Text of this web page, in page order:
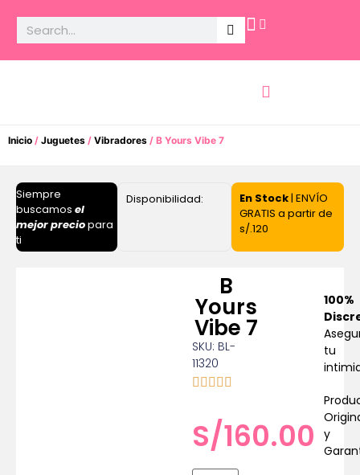
Inicio / Juguetes / Vibradores / B Yours Vibe 7
Siempre
buscamos el
mejor preciopara
ti
Disponibilidad: En Stock| ENVÍO
GRATIS a partir de
s/.120
B
Yours
Vibe 7
SKU: BL-
11320
S/160.00
100%
tu
y